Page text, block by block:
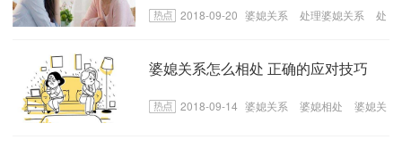
2018-09-20 婆媳关系 处理婆媳关系
处
婆媳关系怎么相处 正确的应对技巧
2018-09-14 婆媳关系 婆媳相处
婆媳关